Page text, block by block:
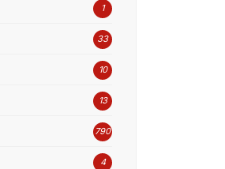
1
33
10
13
790
4